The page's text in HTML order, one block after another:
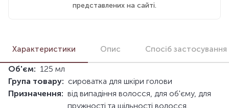
представлених на сайті.
Характеристики Опис Спосіб застосування
Об'єм: 125 мл
Група товару: сироватка для шкіри голови
Призначення: від випадіння волосся, для об'єму, для
пружності та щільності волосся,